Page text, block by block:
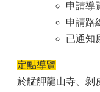
申請導
申請路
已通知
定點導覽
於艋舺龍山寺、剝